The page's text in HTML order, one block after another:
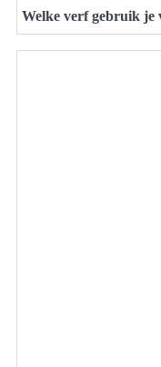
Welke verf gebruik je